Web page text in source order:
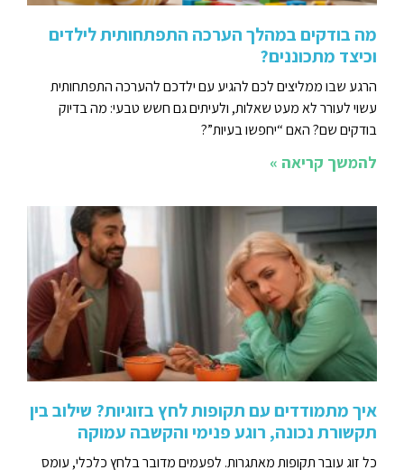
מה בודקים במהלך הערכה התפתחותית לילדים
וכיצד מתכוננים?
הרגע שבו ממליצים לכם להגיע עם ילדכם להערכה התפתחותית
עשוי לעורר לא מעט שאלות, ולעיתים גם חשש טבעי: מה בדיוק
בודקים שם? האם “יחפשו בעיות”?
להמשך קריאה »
איך מתמודדים עם תקופות לחץ בזוגיות? שילוב בין
תקשורת נכונה, רוגע פנימי והקשבה עמוקה
כל זוג עובר תקופות מאתגרות. לפעמים מדובר בלחץ כלכלי, עומס